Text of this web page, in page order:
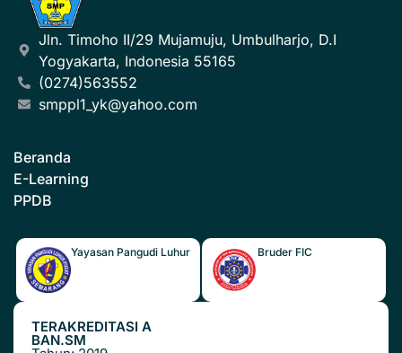
Jln. Timoho II/29 Mujamuju, Umbulharjo, D.I
Yogyakarta, Indonesia 55165
(0274)563552
smppl1_yk@yahoo.com
Beranda
E-Learning
PPDB
Yayasan Pangudi Luhur Bruder FIC
TERAKREDITASI A
BAN.SM